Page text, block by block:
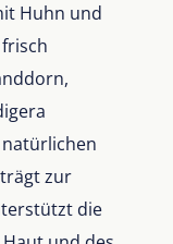
Huhn und
zur
die